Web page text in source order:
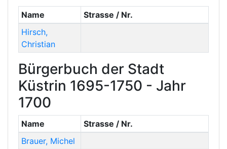
Name
Strasse / Nr.
Hirsch,
Christian
Bürgerbuch der Stadt
Küstrin 1695-1750 - Jahr
1700
Name
Strasse / Nr.
Brauer, Michel